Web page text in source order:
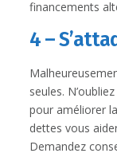
financements
4 –
seules.
pour améliorer
dettes vous
Demandez